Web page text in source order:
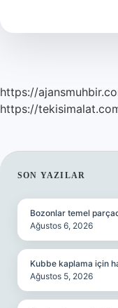
https://
https://
SON YAZILAR
Bozonlar temel
Ağustos 6, 2026
Kubbe kaplama için
Ağustos 5, 2026